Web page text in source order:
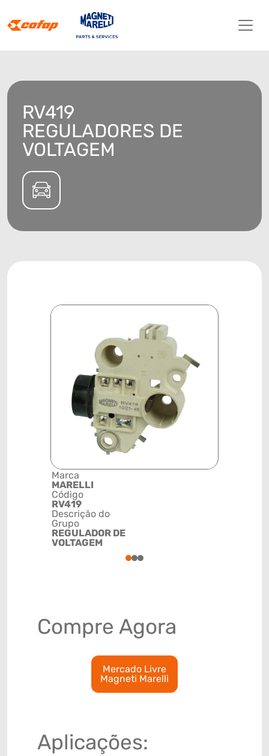
RV419
REGULADORES DE
VOLTAGEM
Marca
MARELLI
Código
RV419
Descrição do
Grupo
REGULADOR DE
VOLTAGEM
123
Compre Agora
Mercado Livre
Magneti Marelli
Aplicações: